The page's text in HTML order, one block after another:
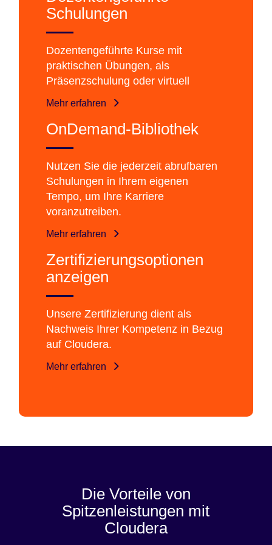
Schulungen
Dozentengeführte Kurse mit
praktischen Übungen, als
Präsenzschulung oder virtuell
Mehr erfahren
OnDemand-Bibliothek
Nutzen Sie die jederzeit abrufbaren
Schulungen in Ihrem eigenen
Tempo, um Ihre Karriere
voranzutreiben.
Mehr erfahren
Zertifizierungsoptionen
anzeigen
Unsere Zertifizierung dient als
Nachweis Ihrer Kompetenz in Bezug
auf Cloudera.
Mehr erfahren
Die Vorteile von
Spitzenleistungen mit
Cloudera